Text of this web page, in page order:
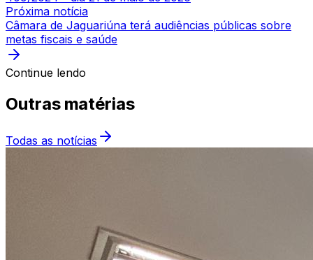
Próxima notícia
Câmara de Jaguariúna terá audiências públicas sobre
metas fiscais e saúde
Continue lendo
Outras matérias
Todas as notícias